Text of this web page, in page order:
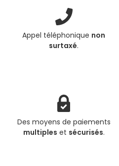
Appel téléphonique non
surtaxé.
Des moyens de paiements
multiples et sécurisés.